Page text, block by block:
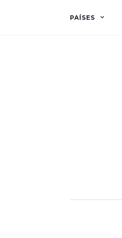
PAÍSES